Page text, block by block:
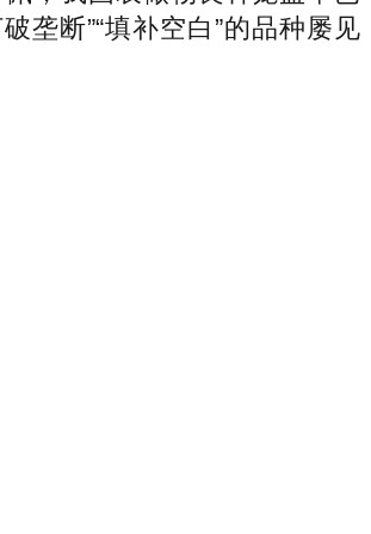
垄断”“填补空白”的品种屡见